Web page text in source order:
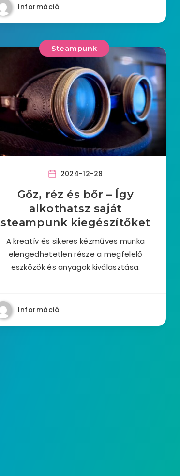
Információ
Steampunk
2024-12-28
Gőz, réz és bőr – Így
alkothatsz saját
steampunk kiegészítőket
A kreatív és sikeres kézműves munka
elengedhetetlen része a megfelelő
eszközök és anyagok kiválasztása.
Információ